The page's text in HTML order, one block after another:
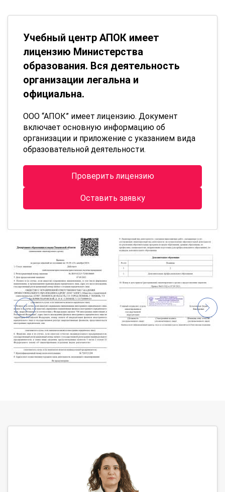
Учебный центр АПОК имеет
лицензию Министерства
образования. Вся деятельность
организации легальна и
официальна.
ООО “АПОК” имеет лицензию. Документ
включает основную информацию об
организации и приложение с указанием вида
образовательной деятельности.
Проверить лицензию
Оставить заявку